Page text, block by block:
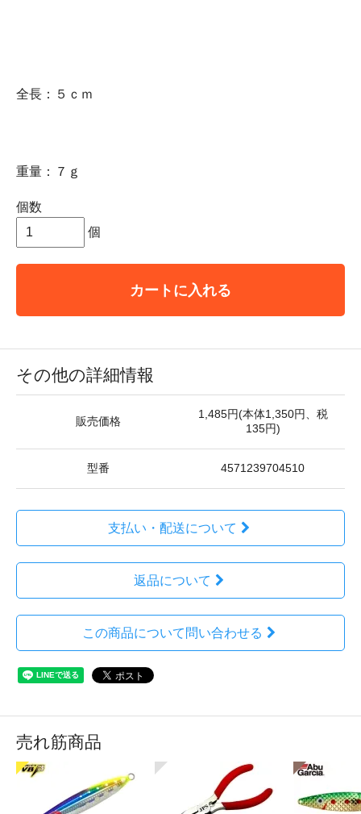
全長：５ｃｍ
重量：７ｇ
個数
個
カートに入れる
その他の詳細情報
販売価格
1,485円(本体1,350円、税
135円)
型番 4571239704510
支払い・配送について
返品について
この商品について問い合わせる
売れ筋商品